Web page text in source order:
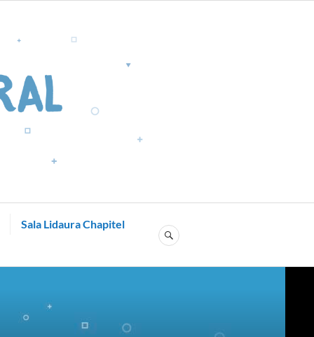
Sala Lidaura Chapitel
SEARCH